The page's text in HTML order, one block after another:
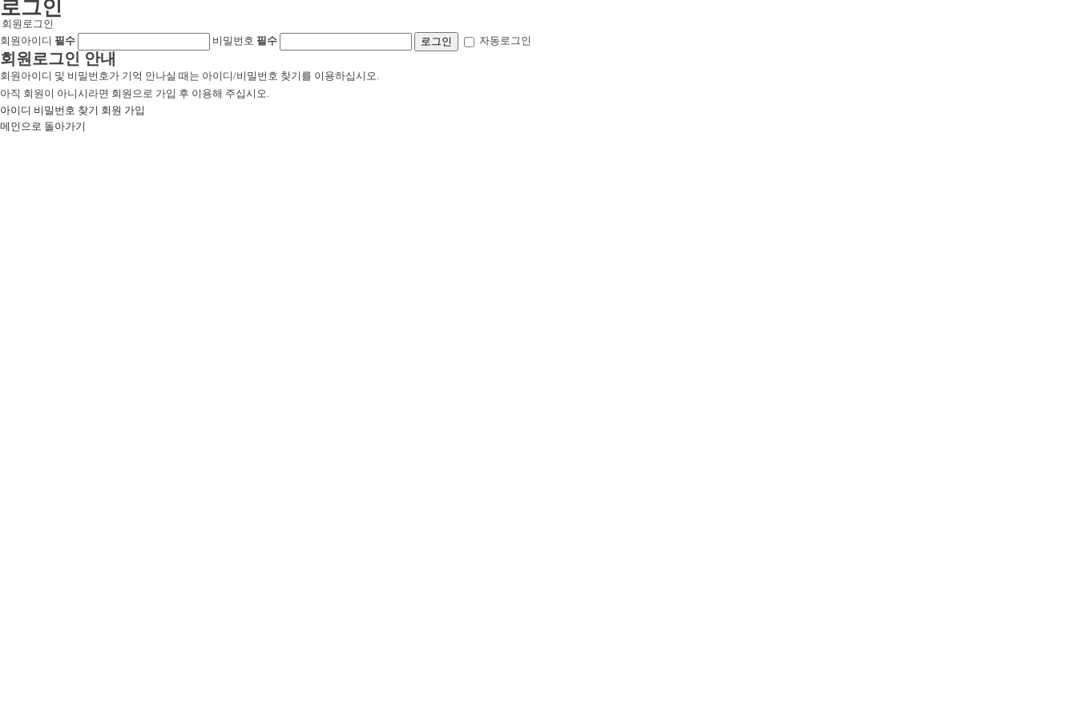
로그인
회원로그인
회원아이디 필수 비밀번호 필수 자동로그인
회원로그인 안내
회원아이디 및 비밀번호가 기억 안나실 때는 아이디/비밀번호 찾기를 이용하십시오.
아직 회원이 아니시라면 회원으로 가입 후 이용해 주십시오.
아이디 비밀번호 찾기 회원 가입
메인으로 돌아가기